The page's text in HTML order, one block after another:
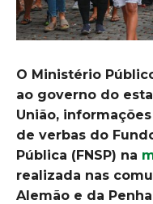
O Ministério
ao governo do
União,
de verbas do
Pública (FNSP) na
realizada nas
Alemão e da